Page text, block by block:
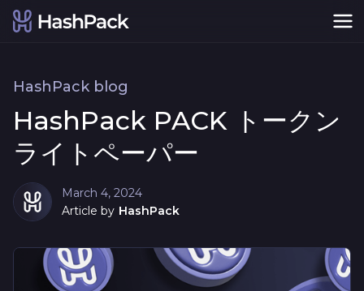
HashPack blog
HashPack PACK トークン
ライトペーパー
March 4, 2024
Article by HashPack